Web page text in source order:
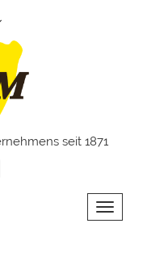
seit 1871
Toggle